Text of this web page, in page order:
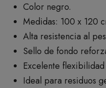
Color negro.
Medidas: 100 x 120
Alta resistencia al
Sello de fondo
Excelente
Ideal para residuos